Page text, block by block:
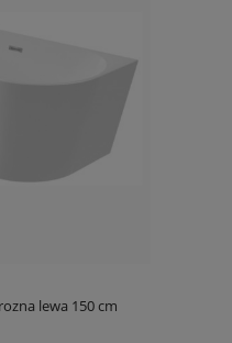
lewa 150 cm